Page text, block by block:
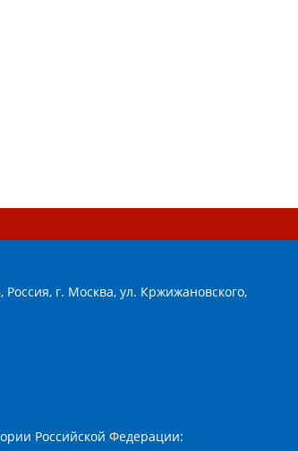
г. Москва, ул. Кржижановского,
Российской Федерации: